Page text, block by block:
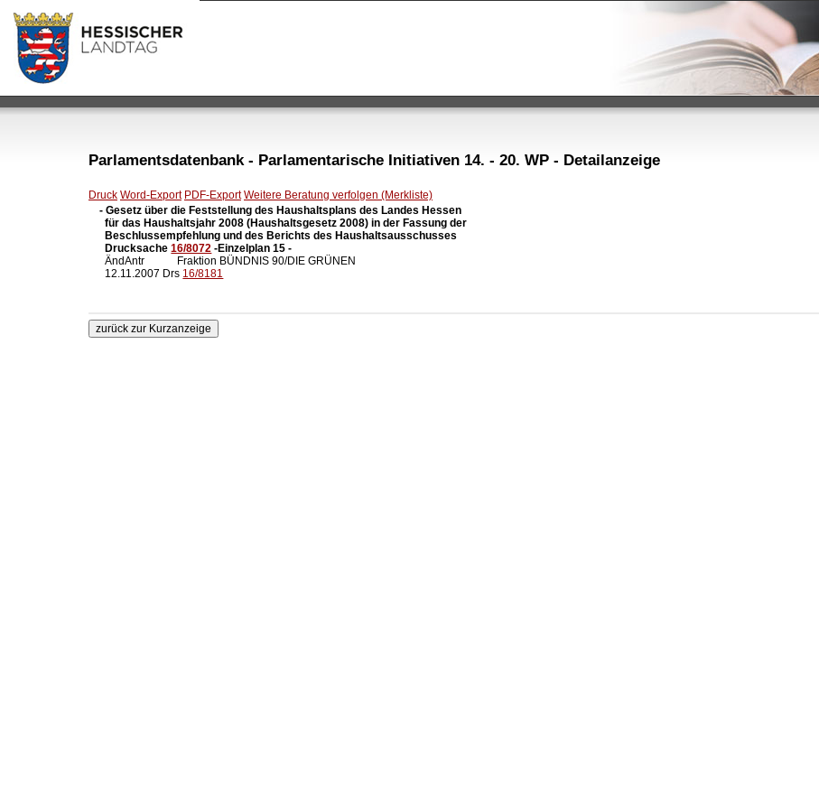
Parlamentsdatenbank - Parlamentarische Initiativen 14. - 20. WP - Detailanzeige
Druck Word-Export PDF-Export Weitere Beratung verfolgen (Merkliste)
- Gesetz über die Feststellung des Haushaltsplans des Landes Hessen
  für das Haushaltsjahr 2008 (Haushaltsgesetz 2008) in der Fassung der
  Beschlussempfehlung und des Berichts des Haushaltsausschusses
  Drucksache
16/8072 -Einzelplan 15 -
ÄndAntr            Fraktion BÜNDNIS 90/DIE GRÜNEN
  12.11.2007 Drs
16/8181